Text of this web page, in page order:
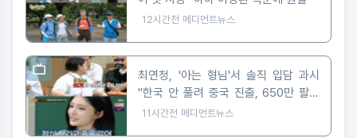
12시간전 메디먼트뉴스
최연청, '아는 형님'서 솔직 입담 과시
"한국 안 풀려 중국 진출, 650만 팔로
워 대박"
11시간전 메디먼트뉴스